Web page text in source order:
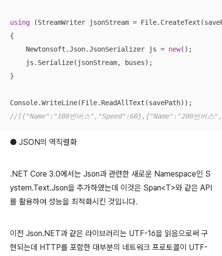
using (StreamWriter jsonStream =
{
    Newtonsoft.Json.JsonSerializer js =
new();
    js.Serialize(jsonStream, buses);
}
//[{"Name":"100번버스","Speed":60},{"Name":"200번버스
● JSON의 역직렬화
.NET Core 3.0에서는 Json과 관련한 새로운 Namespace인 S
ystem.Text.Json을 추가하였는데 이것은 Span<T>와 같은 API
를 활용하여 성능을 최적화시킨 것입니다.
이전 Json.NET과 같은 라이브러리는 UTF-16을 읽음으로써 구
현되는데 HTTP를 포함한 대부분의 네트워크 프로토콜이 UTF-